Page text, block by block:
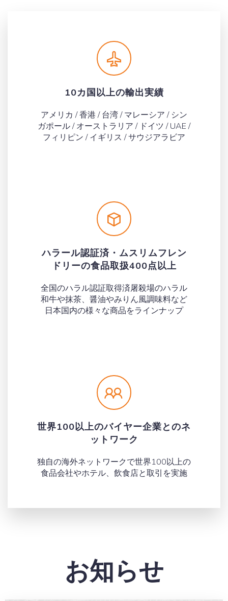
10カ国以上の輸出実績
アメリカ / 香港 / 台湾 / マレーシア / シン
ガポール / オーストラリア / ドイツ / UAE /
フィリピン / イギリス / サウジアラビア
ハラール認証済・ムスリムフレン
ドリーの食品取扱400点以上
全国のハラル認証取得済屠殺場のハラル
和牛や抹茶、醤油やみりん風調味料など
日本国内の様々な商品をラインナップ
世界100以上のバイヤー企業とのネ
ットワーク
独自の海外ネットワークで世界100以上の
食品会社やホテル、飲食店と取引を実施
お知らせ